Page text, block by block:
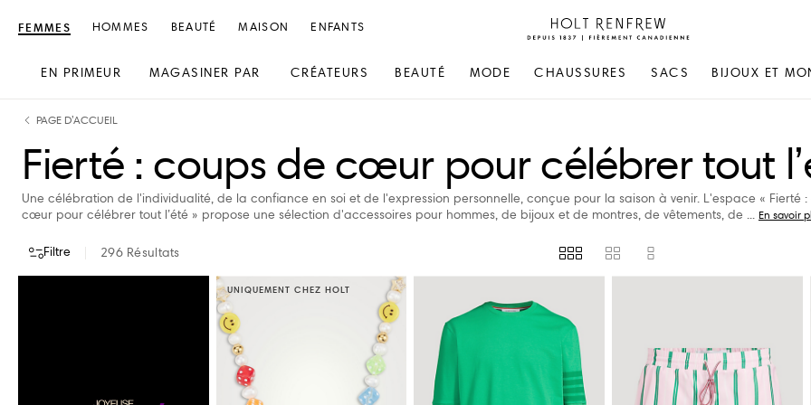
Fierement
FEMMES
EN PRIMEUR MAGASINER PAR CRÉATEURS BEAUTÉ MODE CHAUSSURES SACS BIJOUX ET
HOMMES BEAUTÉ MAISON ENFANTS
PAGE D’ACCUEIL
Fierté : coups de cœur pour célébrer tout
Une célébration de l'individualité, de la confiance en soi et de l'expression personnelle, conçue pour la saison à venir. L'espace « Fierté
cœur pour célébrer tout l’été » propose une sélection d'accessoires pour hommes, de bijoux et de montres, de vêtements, de ... En savoir
Filtre 296 Résultats
TAILLE DE VÊTEMENTS TAILLE DE CHAUSSURES (ÉU)PRIXDURABILITÉ
BOTTEGA VENETA
CARTIER
CHARLOTTE TILBURY
EMPORIO ARMANI
ENTIRE STUDIOS
UNIQUEMENT CHEZ HOLT